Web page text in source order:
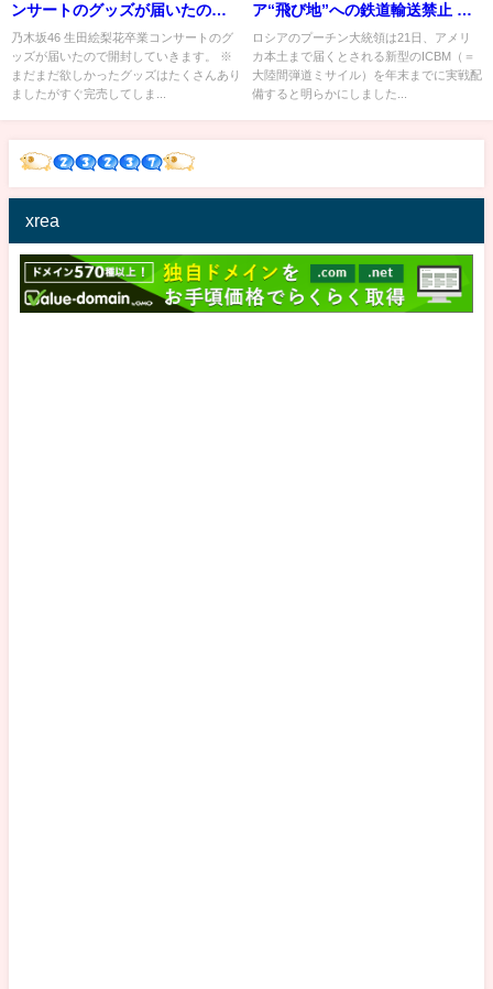
ンサートのグッズが届いたので
開封するぞ！
乃木坂46 生田絵梨花卒業コンサートのグ
ッズが届いたので開封していきます。 ※
まだまだ欲しかったグッズはたくさんあり
ましたがすぐ完売してしま...
ア“飛び地”への鉄道輸送禁止 ロ
シア猛反発
ロシアのプーチン大統領は21日、アメリ
カ本土まで届くとされる新型のICBM（＝
大陸間弾道ミサイル）を年末までに実戦配
備すると明らかにしました...
xrea